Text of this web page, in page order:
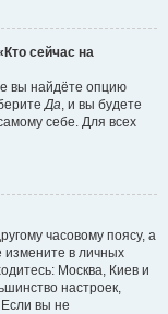
сейчас на
вы найдёте опцию
Да, и вы будете
себе. Для всех
часовому поясу, а
измените в личных
Москва, Киев и
настроек,
Если вы не